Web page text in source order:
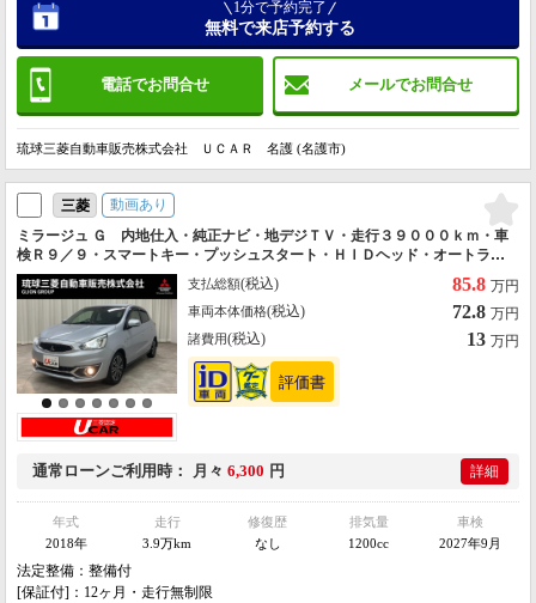
電話でお問合せ メールでお問合せ
1分で予約完了
無料で来店予約する
琉球三菱自動車販売株式会社 ＵＣＡＲ 名護 (名護市)
三菱
動画あり
ミラージュ Ｇ 内地仕入・純正ナビ・地デジＴＶ・走行３９０００ｋｍ・車
検Ｒ９／９・スマートキー・プッシュスタート・ＨＩＤヘッド・オートライ
ト・アイドリングストップ・頸部衝撃緩和ヘッドレスト・三菱認定ＵＣＡＲ
支払総額(税込) 85.8 万円
車両本体価格(税込) 72.8 万円
諸費用(税込) 13 万円
通常ローンご利用時 月々 6,300 円 詳細
年式
2018年
走行
3.9万km
修復歴
なし
排気量
1200cc
車検
2027年9月
法定整備：整備付
[保証付]：12ヶ月・走行無制限